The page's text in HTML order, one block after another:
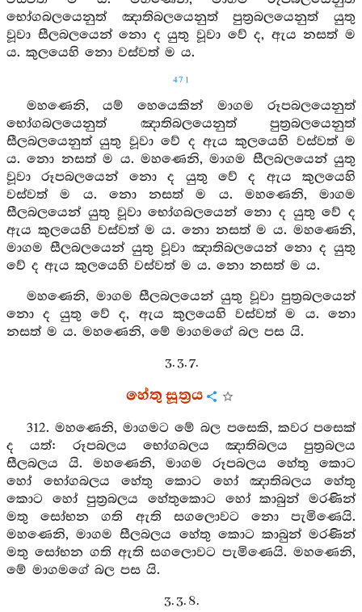
භෝගබලයෙනුත් ඤාතිබලයෙනුත් පුත්‍රබලයෙනුත් යුතු
වූවා සීලබලයෙන් නො ද යුතු වූවා වේ ද, ඇය නසත් ම
ය. කුලයෙහි නො වස්වත් ම ය.
471
මහණෙනි, යම් හෙයෙකින් මාගම රූපබලයෙනුත්
භෝගබලයෙනුත් ඤාතිබලයෙනුත් පුත්‍රබලයෙනුත්
සීලබලයෙනුත් යුතු වූවා වේ ද ඇය කුලයෙහි වස්වත් ම
ය. නො නසත් ම ය. මහණෙනි, මාගම සීලබලයෙන් යුතු
වූවා රූපබලයෙන් නො ද යුතු වේ ද ඇය කුලයෙහි
වස්වත් ම ය. නො නසත් ම ය. මහණෙනි, මාගම
සීලබලයෙන් යුතු වූවා භෝගබලයෙන් නො ද යුතු වේ ද
ඇය කුලයෙහි වස්වත් ම ය. නො නසත් ම ය. මහණෙනි,
මාගම සීලබලයෙන් යුතු වූවා ඤාතිබලයෙන් නො ද යුතු
වේ ද ඇය කුලයෙහි වස්වත් ම ය. නො නසත් ම ය.
මහණෙනි, මාගම සීලබලයෙන් යුතු වූවා පුත්‍රබලයෙන්
නො ද යුතු වේ ද, ඇය කුලයෙහි වස්වත් ම ය. නො
නසත් ම ය. මහණෙනි, මේ මාගමගේ බල පස යි.
3. 3. 7.
හේතු සූත්‍රය
312. මහණෙනි, මාගමට මේ බල පසෙකි, කවර පසෙක්
ද යත්: රූපබලය භෝගබලය ඤාතිබලය පුත්‍රබලය
සීලබලය යි. මහණෙනි, මාගම රූපබලය හේතු කොට
හෝ භෝගබලය හේතු කොට හෝ ඤාතිබලය හේතු
කොට හෝ පුත්‍රබලය හේතුකොට හෝ කාබුන් මරණින්
මතු සෝභන ගති ඇති සගලොවට නො පැමිණෙයි.
මහණෙනි, මාගම සීලබලය හේතු කොට කාබුන් මරණින්
මතු සෝභන ගති ඇති සගලොවට පැමිණෙයි. මහණෙනි,
මේ මාගමගේ බල පස යි.
3. 3. 8.